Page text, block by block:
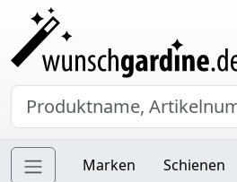
Marken Schienen